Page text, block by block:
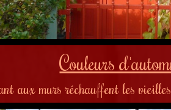
Couleurs
aux murs réchauffent les